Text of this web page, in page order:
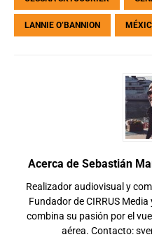
LANNIE O’BANNION
Acerca de Sebastián
Realizador audiovisual y
Fundador de CIRRUS
combina su pasión por el
aérea. Contacto: